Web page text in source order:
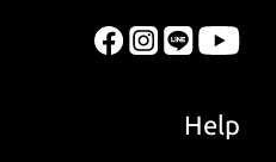
Help